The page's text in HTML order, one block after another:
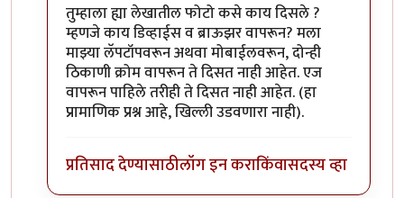
तुम्हाला ह्या लेखातील फोटो कसे काय दिसले ?
म्हणजे काय डिव्हाईस व ब्राऊझर वापरून? मला
माझ्या लॅपटॉपवरून अथवा मोबाईलवरून, दोन्ही
ठिकाणी क्रोम वापरून ते दिसत नाही आहेत. एज
वापरून पाहिले तरीही ते दिसत नाही आहेत. (हा
प्रामाणिक प्रश्न आहे, खिल्ली उडवणारा नाही).
प्रतिसाद देण्यासाठीलॉग इन कराकिंवासदस्य व्हा